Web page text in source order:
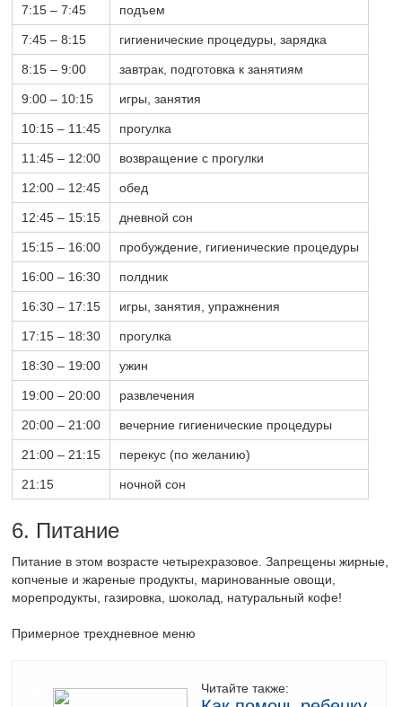
7:15 – 7:45 подъем
7:45 – 8:15 гигиенические процедуры, зарядка
8:15 – 9:00 завтрак, подготовка к занятиям
9:00 – 10:15 игры, занятия
10:15 – 11:45 прогулка
11:45 – 12:00 возвращение с прогулки
12:00 – 12:45 обед
12:45 – 15:15 дневной сон
15:15 – 16:00 пробуждение, гигиенические процедуры
16:00 – 16:30 полдник
16:30 – 17:15 игры, занятия, упражнения
17:15 – 18:30 прогулка
18:30 – 19:00 ужин
19:00 – 20:00 развлечения
20:00 – 21:00 вечерние гигиенические процедуры
21:00 – 21:15 перекус (по желанию)
21:15 ночной сон
6. Питание
Питание в этом возрасте четырехразовое. Запрещены жирные,
копченые и жареные продукты, маринованные овощи,
морепродукты, газировка, шоколад, натуральный кофе!
Примерное трехдневное меню
Читайте также: